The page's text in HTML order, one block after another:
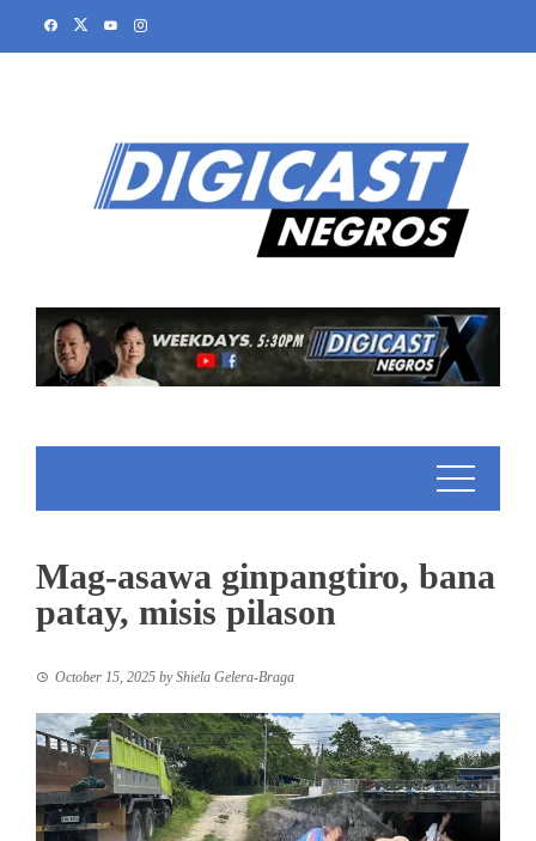
Mag-asawa ginpangtiro, bana
patay, misis pilason
October 15, 2025 byShiela Gelera-Braga